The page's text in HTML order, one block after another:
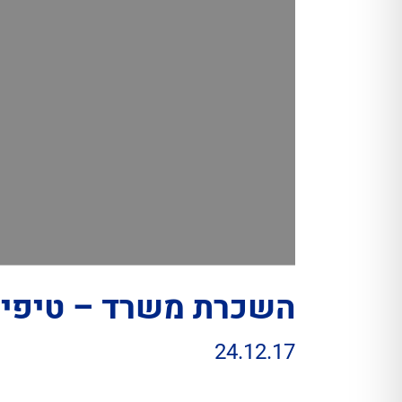
השכרת משרד –
24.12.17